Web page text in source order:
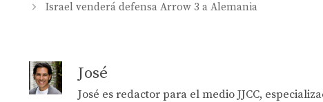
Israel venderá defensa Arrow 3 a Alemania
José
José es redactor para el medio JJCC,